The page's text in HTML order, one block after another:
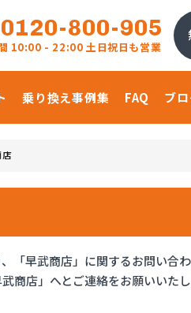
0120-800-905
10:00 - 22:00 土日祝日も営業
乗り換え事例集 FAQ ブ
店
「早武商店」に関するお問い合
商店」へとご連絡をお願いいたし